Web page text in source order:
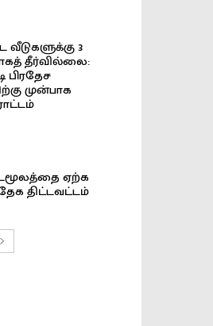
வீடுகளுக்கு 3
தீர்வில்லை:
பிரதேச
முன்பாக
ஏற்க
திட்டவட்டம்